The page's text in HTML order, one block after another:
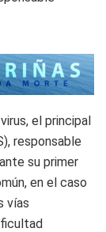
el principal
responsable
su primer
en el caso
vías